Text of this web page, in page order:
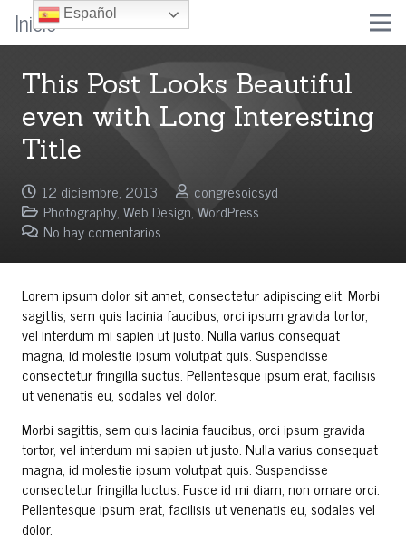
Inicio
This Post Looks Beautiful
even with Long Interesting
Title
12 diciembre, 2013
congresoicsyd
Photography,Web Design,WordPress
No hay comentarios
Lorem ipsum dolor sit amet, consectetur adipiscing elit. Morbi
sagittis, sem quis lacinia faucibus, orci ipsum gravida tortor,
vel interdum mi sapien ut justo. Nulla varius consequat
magna, id molestie ipsum volutpat quis. Suspendisse
consectetur fringilla suctus. Pellentesque ipsum erat, facilisis
ut venenatis eu, sodales vel dolor.
Morbi sagittis, sem quis lacinia faucibus, orci ipsum gravida
tortor, vel interdum mi sapien ut justo. Nulla varius consequat
magna, id molestie ipsum volutpat quis. Suspendisse
consectetur fringilla luctus. Fusce id mi diam, non ornare orci.
Pellentesque ipsum erat, facilisis ut venenatis eu, sodales vel
dolor.
Español